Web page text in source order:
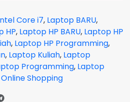
Core i7, Laptop BARU,
HP, Laptop HP BARU, Laptop HP
, Laptop HP Programming,
, Laptop Kuliah, Laptop
Programming, Laptop
Shopping